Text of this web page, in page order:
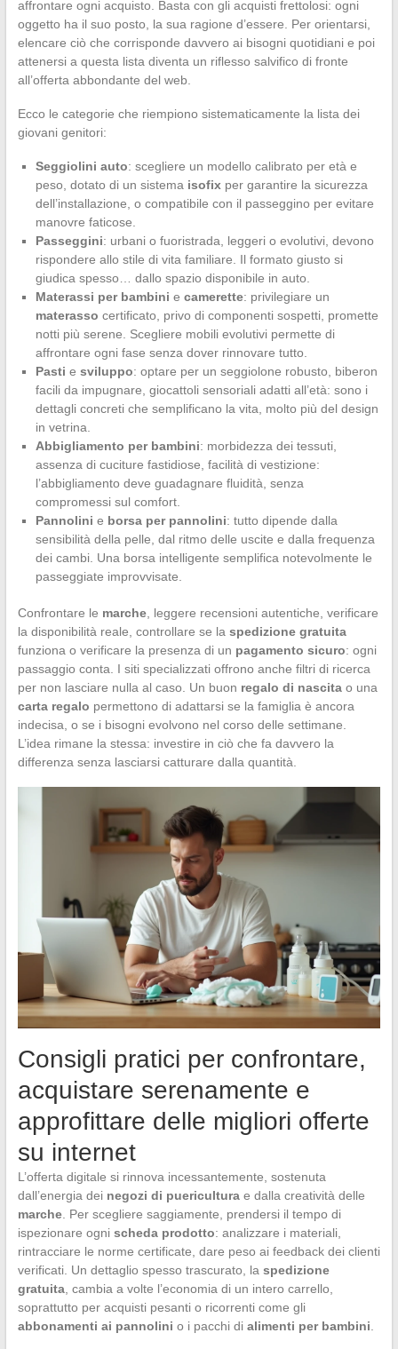
affrontare ogni acquisto. Basta con gli acquisti frettolosi: ogni
oggetto ha il suo posto, la sua ragione d’essere. Per orientarsi,
elencare ciò che corrisponde davvero ai bisogni quotidiani e poi
attenersi a questa lista diventa un riflesso salvifico di fronte
all’offerta abbondante del web.
Ecco le categorie che riempiono sistematicamente la lista dei
giovani genitori:
Seggiolini auto: scegliere un modello calibrato per età e
peso, dotato di un sistema isofixper garantire la sicurezza
dell’installazione, o compatibile con il passeggino per evitare
manovre faticose.
Passeggini: urbani o fuoristrada, leggeri o evolutivi, devono
rispondere allo stile di vita familiare. Il formato giusto si
giudica spesso… dallo spazio disponibile in auto.
Materassi per bambini e camerette: privilegiare un
materasso certificato, privo di componenti sospetti, promette
notti più serene. Scegliere mobili evolutivi permette di
affrontare ogni fase senza dover rinnovare tutto.
Pasti e sviluppo: optare per un seggiolone robusto, biberon
facili da impugnare, giocattoli sensoriali adatti all’età: sono i
dettagli concreti che semplificano la vita, molto più del design
in vetrina.
Abbigliamento per bambini: morbidezza dei tessuti,
assenza di cuciture fastidiose, facilità di vestizione:
l’abbigliamento deve guadagnare fluidità, senza
compromessi sul comfort.
Pannolini e borsa per pannolini: tutto dipende dalla
sensibilità della pelle, dal ritmo delle uscite e dalla frequenza
dei cambi. Una borsa intelligente semplifica notevolmente le
passeggiate improvvisate.
Confrontare le marche, leggere recensioni autentiche, verificare
la disponibilità reale, controllare se la spedizione gratuita
funziona o verificare la presenza di un pagamento sicuro: ogni
passaggio conta. I siti specializzati offrono anche filtri di ricerca
per non lasciare nulla al caso. Un buon regalo di nascitao una
carta regalo permettono di adattarsi se la famiglia è ancora
indecisa, o se i bisogni evolvono nel corso delle settimane.
L’idea rimane la stessa: investire in ciò che fa davvero la
differenza senza lasciarsi catturare dalla quantità.
Consigli pratici per confrontare,
acquistare serenamente e
approfittare delle migliori offerte
su internet
L’offerta digitale si rinnova incessantemente, sostenuta
dall’energia dei negozi di puericulturae dalla creatività delle
marche. Per scegliere saggiamente, prendersi il tempo di
ispezionare ogni scheda prodotto: analizzare i materiali,
rintracciare le norme certificate, dare peso ai feedback dei clienti
verificati. Un dettaglio spesso trascurato, la spedizione
gratuita, cambia a volte l’economia di un intero carrello,
soprattutto per acquisti pesanti o ricorrenti come gli
abbonamenti ai pannolini o i pacchi di alimenti per bambini